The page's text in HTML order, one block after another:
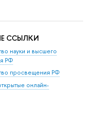
ССЫЛКИ
науки и высшего
РФ
просвещения РФ
онлайн-